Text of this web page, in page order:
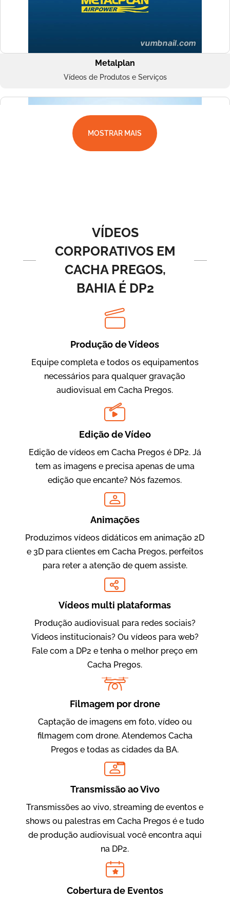
Metalplan
Vídeos de Produtos e Serviços
BRF Parceiros
Vídeos de Integração e Segurança
Vídeo Institucional
Amigo Edu
Evolucional
Vídeos para Treinamentos
MOSTRAR MAIS
VÍDEOS
CORPORATIVOS EM
CACHA PREGOS,
BAHIA É DP2
Produção de Vídeos
Equipe completa e todos os equipamentos
necessários para qualquer gravação
audiovisual em Cacha Pregos.
Edição de Vídeo
Edição de vídeos em Cacha Pregos é DP2. Já
tem as imagens e precisa apenas de uma
edição que encante? Nós fazemos.
Animações
Produzimos vídeos didáticos em animação 2D
e 3D para clientes em Cacha Pregos, perfeitos
para reter a atenção de quem assiste.
Vídeos multi plataformas
Produção audiovisual para redes sociais?
Videos institucionais? Ou vídeos para web?
Fale com a DP2 e tenha o melhor preço em
Cacha Pregos.
Filmagem por drone
Captação de imagens em foto, vídeo ou
filmagem com drone. Atendemos Cacha
Pregos e todas as cidades da BA.
LIVE
Transmissão ao Vivo
Transmissões ao vivo, streaming de eventos e
shows ou palestras em Cacha Pregos é e tudo
de produção audiovisual você encontra aqui
na DP2.
Cobertura de Eventos